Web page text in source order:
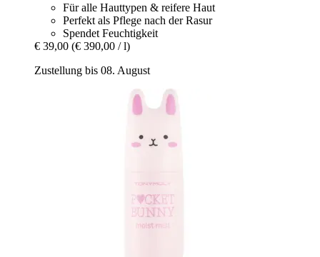
Für alle Hauttypen & reifere Haut
Perfekt als Pflege nach der Rasur
Spendet Feuchtigkeit
€ 39,00 (€ 390,00 / l)
Zustellung bis 08. August